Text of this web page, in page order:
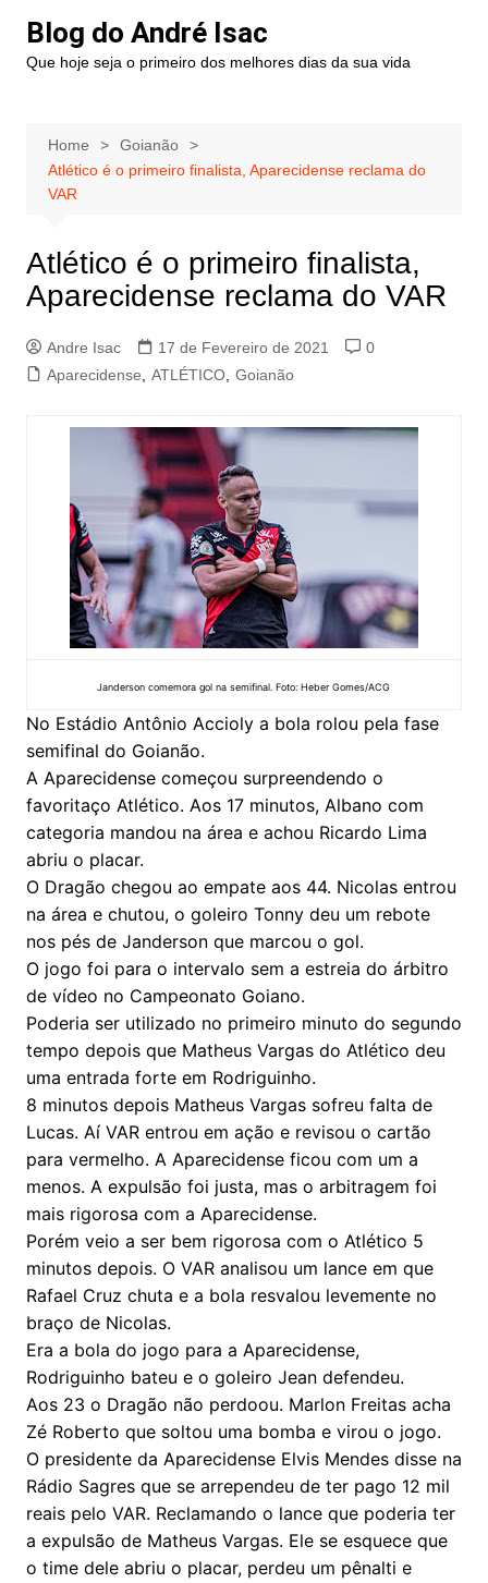
Blog do André Isac
Que hoje seja o primeiro dos melhores dias da sua vida
Home
Goianão
Atlético é o primeiro finalista, Aparecidense reclama do
VAR
Atlético é o primeiro finalista,
Aparecidense reclama do VAR
Andre Isac 17 de Fevereiro de 2021
0
Aparecidense
ATLÉTICO, Goianão
Janderson comemora gol na semifinal. Foto: Heber Gomes/ACG
No Estádio Antônio Accioly a bola rolou pela fase
semifinal do Goianão.
A Aparecidense começou surpreendendo o
favoritaço Atlético. Aos 17 minutos, Albano com
categoria mandou na área e achou Ricardo Lima
abriu o placar.
O Dragão chegou ao empate aos 44. Nicolas entrou
na área e chutou, o goleiro Tonny deu um rebote
nos pés de Janderson que marcou o gol.
O jogo foi para o intervalo sem a estreia do árbitro
de vídeo no Campeonato Goiano.
Poderia ser utilizado no primeiro minuto do segundo
tempo depois que Matheus Vargas do Atlético deu
uma entrada forte em Rodriguinho.
8 minutos depois Matheus Vargas sofreu falta de
Lucas. Aí VAR entrou em ação e revisou o cartão
para vermelho. A Aparecidense ficou com um a
menos. A expulsão foi justa, mas o arbitragem foi
mais rigorosa com a Aparecidense.
Porém veio a ser bem rigorosa com o Atlético 5
minutos depois. O VAR analisou um lance em que
Rafael Cruz chuta e a bola resvalou levemente no
braço de Nicolas.
Era a bola do jogo para a Aparecidense,
Rodriguinho bateu e o goleiro Jean defendeu.
Aos 23 o Dragão não perdoou. Marlon Freitas acha
Zé Roberto que soltou uma bomba e virou o jogo.
O presidente da Aparecidense Elvis Mendes disse na
Rádio Sagres que se arrependeu de ter pago 12 mil
reais pelo VAR. Reclamando o lance que poderia ter
a expulsão de Matheus Vargas. Ele se esquece que
o time dele abriu o placar, perdeu um pênalti e